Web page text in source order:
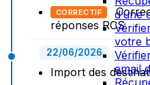
d’une
votre
email
CORRECTIF
réponses RCS
22/06/2026
Import des